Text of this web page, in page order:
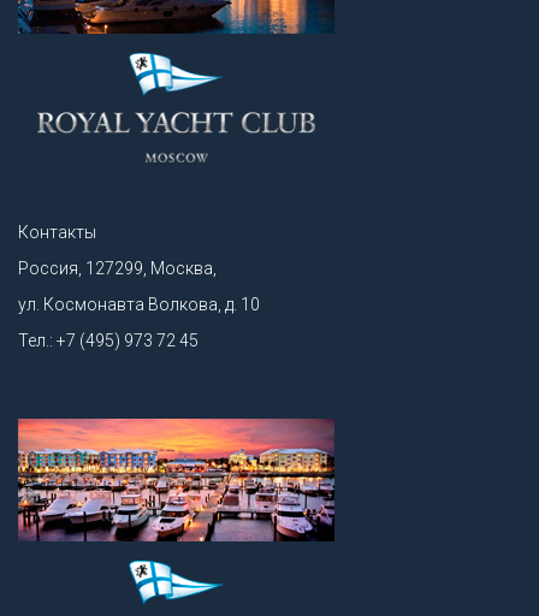
Контакты
Россия, 127299, Москва,
ул. Космонавта Волкова, д. 10
Тел.: +7 (495) 973 72 45